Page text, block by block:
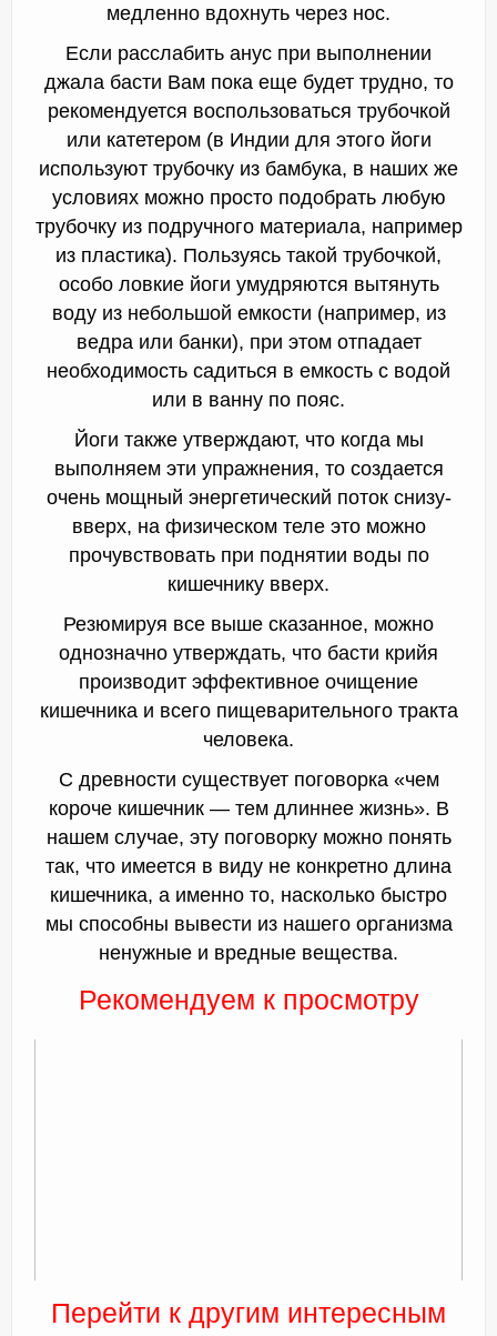
медленно вдохнуть через нос.
Если расслабить анус при выполнении
джала басти Вам пока еще будет трудно, то
рекомендуется воспользоваться трубочкой
или катетером (в Индии для этого йоги
используют трубочку из бамбука, в наших же
условиях можно просто подобрать любую
трубочку из подручного материала, например
из пластика). Пользуясь такой трубочкой,
особо ловкие йоги умудряются вытянуть
воду из небольшой емкости (например, из
ведра или банки), при этом отпадает
необходимость садиться в емкость с водой
или в ванну по пояс.
Йоги также утверждают, что когда мы
выполняем эти упражнения, то создается
очень мощный энергетический поток снизу-
вверх, на физическом теле это можно
прочувствовать при поднятии воды по
кишечнику вверх.
Резюмируя все выше сказанное, можно
однозначно утверждать, что басти крийя
производит эффективное очищение
кишечника и всего пищеварительного тракта
человека.
С древности существует поговорка «чем
короче кишечник — тем длиннее жизнь». В
нашем случае, эту поговорку можно понять
так, что имеется в виду не конкретно длина
кишечника, а именно то, насколько быстро
мы способны вывести из нашего организма
ненужные и вредные вещества.
Рекомендуем к просмотру
Перейти к другим интересным